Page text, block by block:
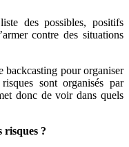
des possibles, positifs
contre des situations
backcasting pour organiser
sont organisés par
donc de voir dans quels
risques ?